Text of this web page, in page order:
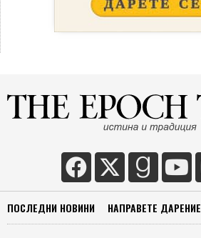
ПОСЛЕДНИ НОВИНИ НАПРАВЕТЕ ДАРЕНИЕ